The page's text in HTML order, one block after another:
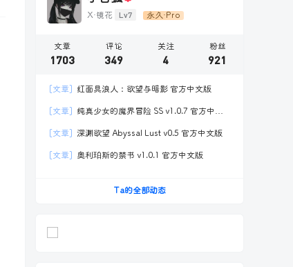
X·镜花 Lv7 永久·Pro
文章
1703
评论
349
关注
4
粉丝
921
[文章] 红面具浪人：欲望与暗影 官方中文版
[文章]
纯真少女的魔界冒险 SS v1.0.7 官方中文
[文章]
深渊欲望 Abyssal Lust v0.5 官方中文版
[文章] 奥利珀斯的禁书 v1.0.1 官方中文版
Ta的全部动态